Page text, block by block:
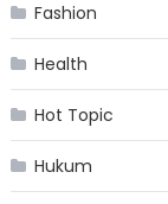
Fashion
Health
Hot Topic
Hukum